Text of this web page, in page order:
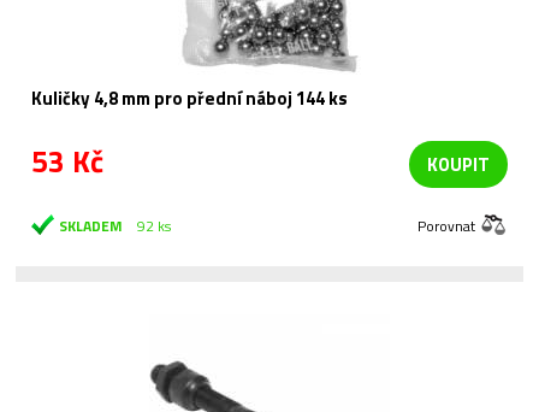
Kuličky 4,8 mm pro přední náboj 144 ks
53 Kč KOUPIT
SKLADEM 92 ks Porovnat